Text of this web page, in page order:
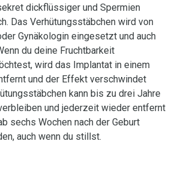
dickflüssiger und Spermien
Das Verhütungsstäbchen wird von
Gynäkologin eingesetzt und auch
du deine Fruchtbarkeit
wird das Implantat in einem
und der Effekt verschwindet
kann bis zu drei Jahre
und jederzeit wieder entfernt
sechs Wochen nach der Geburt
auch wenn du stillst.